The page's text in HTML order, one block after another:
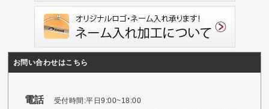
お問い合わせはこちら
電話 受付時間:平日9:00~18:00